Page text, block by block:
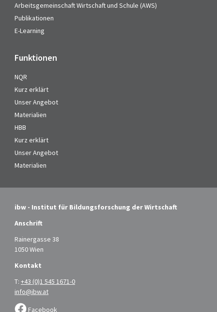
Arbeitsgemeinschaft Wirtschaft und Schule (AWS)
Publikationen
E-Learning
Funktionen
NQR
Kurz erklärt
Unser Angebot
Materialien
HBB
Kurz erklärt
Unser Angebot
Materialien
ibw - Institut für Bildungsforschung der Wirtschaft
Anschrift
Rainergasse 38
1050 Wien
Kontakt
T: +43 (0)1 545 1671-0
info@ibw.at
Facebook